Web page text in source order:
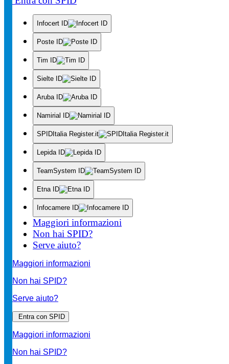
Infocert ID
Poste ID
Tim ID
Sielte ID
Aruba ID
Namirial ID
SPIDItalia Register.it
Lepida ID
TeamSystem ID
Etna ID
Infocamere ID
Maggiori informazioni
Non hai SPID?
Serve aiuto?
Maggiori informazioni
Non hai SPID?
Serve aiuto?
Entra con SPID
Maggiori informazioni
Non hai SPID?